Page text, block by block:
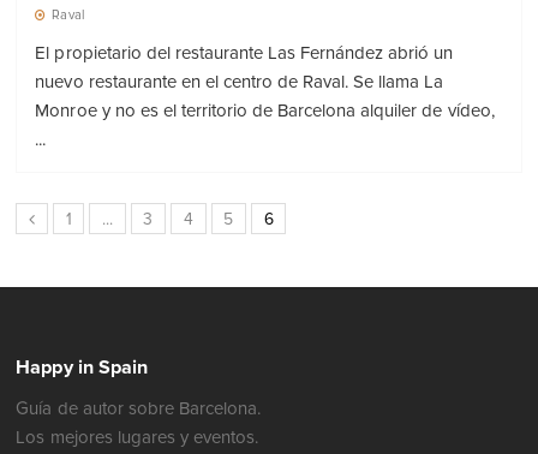
Raval
El propietario del restaurante Las Fernández abrió un
nuevo restaurante en el centro de Raval. Se llama La
Monroe y no es el territorio de Barcelona alquiler de vídeo,
...
1 ... 3 4 5 6
Happy in Spain
Guía de autor sobre Barcelona.
Los mejores lugares y eventos.